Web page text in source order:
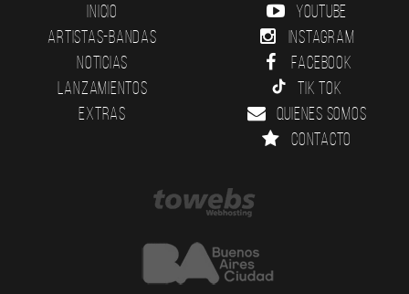
Inicio
Artistas-Bandas
Noticias
Lanzamientos
Extras
YouTube
Instagram
Facebook
Tik Tok
Quienes somos
Contacto